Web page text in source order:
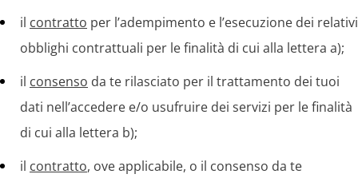
il contratto per l’adempimento e l’esecuzione dei relativi
obblighi contrattuali per le finalità di cui alla lettera a);
il consenso da te rilasciato per il trattamento dei tuoi
dati nell’accedere e/o usufruire dei servizi per le finalità
di cui alla lettera b);
il contratto, ove applicabile, o il consenso da te